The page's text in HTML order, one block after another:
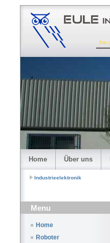
Home Über uns
Industrieelektronik
Menu
Home
Roboter